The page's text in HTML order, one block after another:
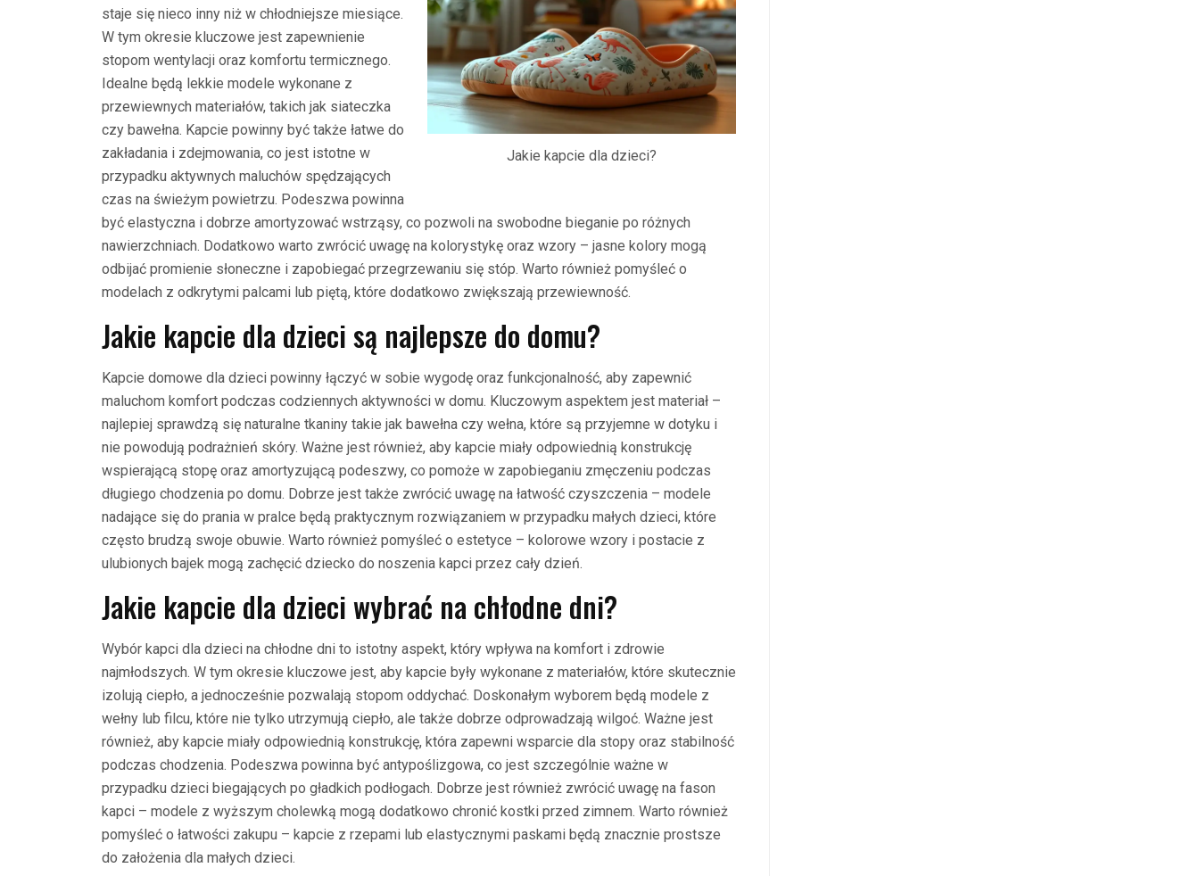
Jakie kapcie dla dzieci?
staje się nieco inny niż w chłodniejsze miesiące.
W tym okresie kluczowe jest zapewnienie
stopom wentylacji oraz komfortu termicznego.
Idealne będą lekkie modele wykonane z
przewiewnych materiałów, takich jak siateczka
czy bawełna. Kapcie powinny być także łatwe do
zakładania i zdejmowania, co jest istotne w
przypadku aktywnych maluchów spędzających
czas na świeżym powietrzu. Podeszwa powinna
być elastyczna i dobrze amortyzować wstrząsy, co pozwoli na swobodne bieganie po różnych
nawierzchniach. Dodatkowo warto zwrócić uwagę na kolorystykę oraz wzory – jasne kolory mogą
odbijać promienie słoneczne i zapobiegać przegrzewaniu się stóp. Warto również pomyśleć o
modelach z odkrytymi palcami lub piętą, które dodatkowo zwiększają przewiewność.
Jakie kapcie dla dzieci są najlepsze do domu?
Kapcie domowe dla dzieci powinny łączyć w sobie wygodę oraz funkcjonalność, aby zapewnić
maluchom komfort podczas codziennych aktywności w domu. Kluczowym aspektem jest materiał –
najlepiej sprawdzą się naturalne tkaniny takie jak bawełna czy wełna, które są przyjemne w dotyku i
nie powodują podrażnień skóry. Ważne jest również, aby kapcie miały odpowiednią konstrukcję
wspierającą stopę oraz amortyzującą podeszwy, co pomoże w zapobieganiu zmęczeniu podczas
długiego chodzenia po domu. Dobrze jest także zwrócić uwagę na łatwość czyszczenia – modele
nadające się do prania w pralce będą praktycznym rozwiązaniem w przypadku małych dzieci, które
często brudzą swoje obuwie. Warto również pomyśleć o estetyce – kolorowe wzory i postacie z
ulubionych bajek mogą zachęcić dziecko do noszenia kapci przez cały dzień.
Jakie kapcie dla dzieci wybrać na chłodne dni?
Wybór kapci dla dzieci na chłodne dni to istotny aspekt, który wpływa na komfort i zdrowie
najmłodszych. W tym okresie kluczowe jest, aby kapcie były wykonane z materiałów, które skutecznie
izolują ciepło, a jednocześnie pozwalają stopom oddychać. Doskonałym wyborem będą modele z
wełny lub filcu, które nie tylko utrzymują ciepło, ale także dobrze odprowadzają wilgoć. Ważne jest
również, aby kapcie miały odpowiednią konstrukcję, która zapewni wsparcie dla stopy oraz stabilność
podczas chodzenia. Podeszwa powinna być antypoślizgowa, co jest szczególnie ważne w
przypadku dzieci biegających po gładkich podłogach. Dobrze jest również zwrócić uwagę na fason
kapci – modele z wyższym cholewką mogą dodatkowo chronić kostki przed zimnem. Warto również
pomyśleć o łatwości zakupu – kapcie z rzepami lub elastycznymi paskami będą znacznie prostsze
do założenia dla małych dzieci.